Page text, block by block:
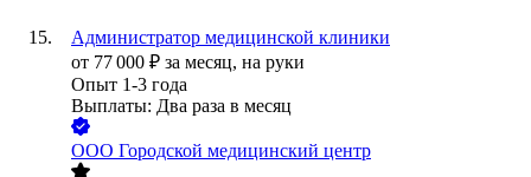
Администратор медицинской клиники
от 77 000 ₽ за месяц, на руки
Опыт 1-3 года
Выплаты: Два раза в месяц
ООО Городской медицинский центр